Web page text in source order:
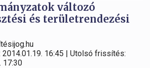
változó
és területrendezési
2014.01.19. 16:45 | Utolsó frissítés:
17:30